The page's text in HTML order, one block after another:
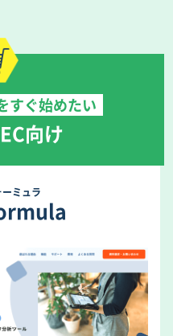
すぐ始めたい
向け
ミュラ